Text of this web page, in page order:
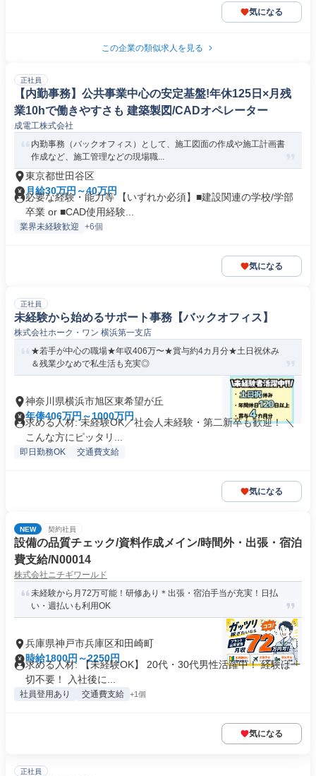
気になる
この企業の類似求人を見る
正社員
【内勤事務】公共事業中心の安定基盤!年休125日×月残
業10hで働きやすさも 建築製図/CADオペレーター
成電工株式会社
内勤事務（バックオフィス）として、施工図面の作成や施工計画書
作成など、施工管理などの現場職...
東京都世田谷区
月給30万円～40万円
必要な経験・能力等 【いずれか必須】■建設関連の学校/学部
卒業 or ■CAD使用経験...
業界未経験歓迎 +6個
気になる
正社員
未経験から始めるサポート事務【バックオフィス】
株式会社ホーク・ワン 横浜第一支店
★若手が中心の職場★年収406万〜★賞与約4カ月分★土日祝休み
＆残業少なめで私生活も充実◎
神奈川県横浜市旭区東希望が丘
年俸406万円～1000万円
求める人材: 未経験OK／社会人未経験・第二新卒も歓迎！ ＼
こんな方にピッタリ...
即日勤務OK 交通費支給
気になる
NEW 契約社員
設備の品質チェック/資料作成メイン/時間外・出張・宿泊
費支給/N00014
株式会社ニチギワールド
未経験から月72万可能！研修あり＊出張・宿泊手当が充実！日払
い・週払いも利用OK
兵庫県神戸市兵庫区和田崎町
時給1800円～2250円
求める人材: 【未経験OK】 20代・30代男性活躍中！ 経験は一
切不要！ 入社後に...
社員登用あり 交通費支給 +1個
気になる
正社員